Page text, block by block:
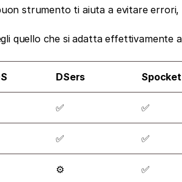
strumento ti aiuta a evitare errori,
quello che si adatta effettivamente
DSers Spocket
✅ ✅
✅ ✅
⚙️ ✅